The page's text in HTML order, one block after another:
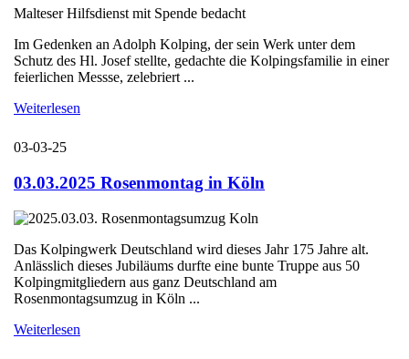
Malteser Hilfsdienst mit Spende bedacht
Im Gedenken an Adolph Kolping, der sein Werk unter dem
Schutz des Hl. Josef stellte, gedachte die Kolpingsfamilie in einer
feierlichen Messse, zelebriert ...
Weiterlesen
03-03-25
03.03.2025 Rosenmontag in Köln
Das Kolpingwerk Deutschland wird dieses Jahr 175 Jahre alt.
Anlässlich dieses Jubiläums durfte eine bunte Truppe aus 50
Kolpingmitgliedern aus ganz Deutschland am
Rosenmontagsumzug in Köln ...
Weiterlesen